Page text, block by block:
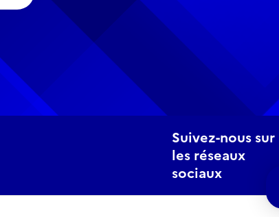
Suivez-nous sur
les réseaux
sociaux